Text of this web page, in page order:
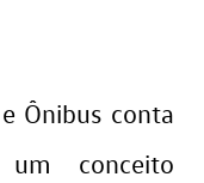
Ônibus conta
conceito